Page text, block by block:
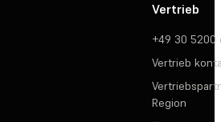
Vertrieb
+49 30 5200
Vertrieb
Region